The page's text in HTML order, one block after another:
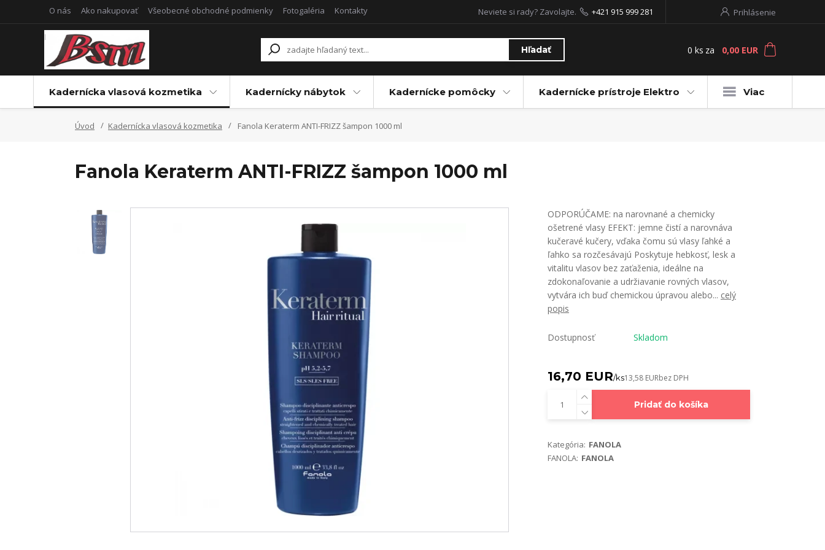
O nás Ako nakupovať Všeobecné obchodné podmienky Fotogaléria Kontakty Prihlásenie
Hľadať
Neviete si rady? Zavolajte. +421 915 999 281
0 ks za 0,00 EUR
Kadernícka vlasová kozmetika Kadernícky nábytok Kadernícke pomôcky Kadernícke prístroje Elektro Viac
Úvod Kadernícka vlasová kozmetika Fanola Keraterm ANTI-FRIZZ šampon 1000 ml
Fanola Keraterm ANTI-FRIZZ šampon 1000 ml
ODPORÚČAME: na narovnané a chemicky
ošetrené vlasy EFEKT: jemne čistí a narovnáva
kučeravé kučery, vďaka čomu sú vlasy ľahké a
ľahko sa rozčesávajú Poskytuje hebkosť, lesk a
vitalitu vlasov bez zaťaženia, ideálne na
zdokonaľovanie a udržiavanie rovných vlasov,
vytvára ich buď chemickou úpravou alebo... celý
popis
Dostupnosť Skladom
16,70 EUR/ks13,58 EURbez DPH
Pridať do košíka
Kategória: FANOLA
FANOLA: FANOLA